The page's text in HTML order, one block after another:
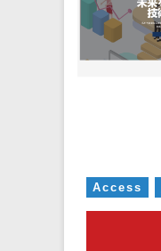
Access